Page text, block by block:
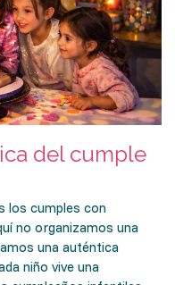
del cumple
los cumples con
no organizamos una
una auténtica
niño vive una